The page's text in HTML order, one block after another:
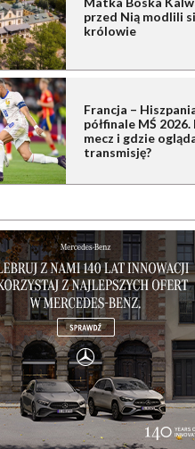
przed Nią modlili
królowie
Francja –
półfinale MŚ
mecz i gdzie
transmisję?